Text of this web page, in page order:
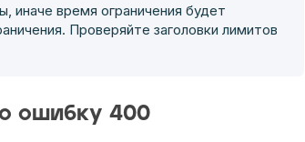
иначе время ограничения будет
Проверяйте заголовки лимитов
ошибку 400